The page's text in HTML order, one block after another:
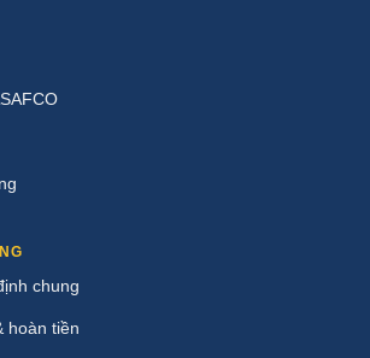
chung
hoàn tiền